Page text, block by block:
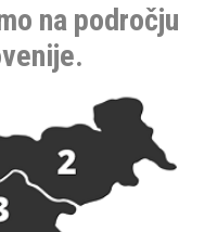
na področju